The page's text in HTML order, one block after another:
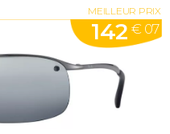
MEILLEUR PRIX
142 € 07